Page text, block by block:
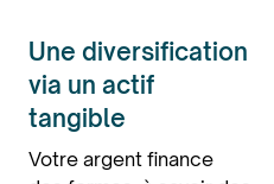
Une diversification
via un actif
tangible
Votre argent finance